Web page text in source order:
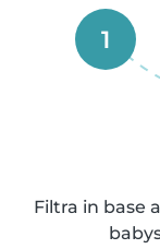
1
Filtra in base